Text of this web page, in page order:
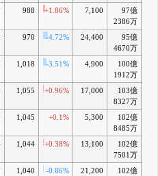
988 +1.86% 7,100
97億
2386万
970 -4.72% 24,400
95億
4670万
1,018 -3.51% 4,900
100億
1912万
1,055 +0.96% 17,000
103億
8327万
1,045 +0.1% 5,300
102億
8485万
1,044 +0.38% 13,100
102億
7501万
1,040 -0.86% 21,200
102億